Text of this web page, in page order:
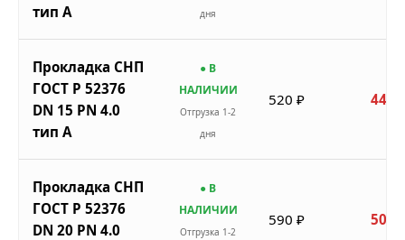
тип A
дня
Прокладка СНП
ГОСТ Р 52376
DN 15 PN 4.0
тип A
● В
НАЛИЧИИ
Отгрузка 1-2
дня
520 ₽ 442
Прокладка СНП
ГОСТ Р 52376
DN 20 PN 4.0
● В
НАЛИЧИИ
Отгрузка 1-2
590 ₽ 502